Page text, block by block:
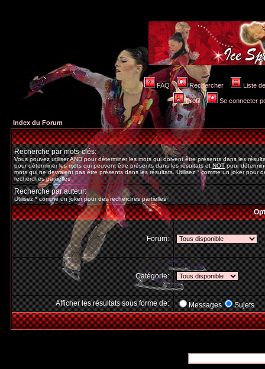
FAQ Rechercher Liste
Profil Se connecter
Index du Forum
Recherche par mots-clés:
Vous pouvez utiliserANDpour déterminer les mots qui doivent être présents dans les
pour déterminer les mots qui peuvent être présents dans les résultats etNOTpour
mots qui ne devraient pas être présents dans les résultats. Utilisez * comme un joker pour
recherches partielles
Recherche par auteur:
Utilisez * comme un joker pour des recherches partielles
Forum:
Catégorie:
Afficher les résultats sous forme de: Messages Sujets